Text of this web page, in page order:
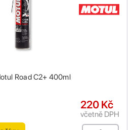
Road C2+ 400ml
220 Kč
včetně DPH